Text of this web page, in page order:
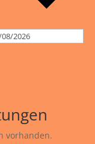
vorhanden.